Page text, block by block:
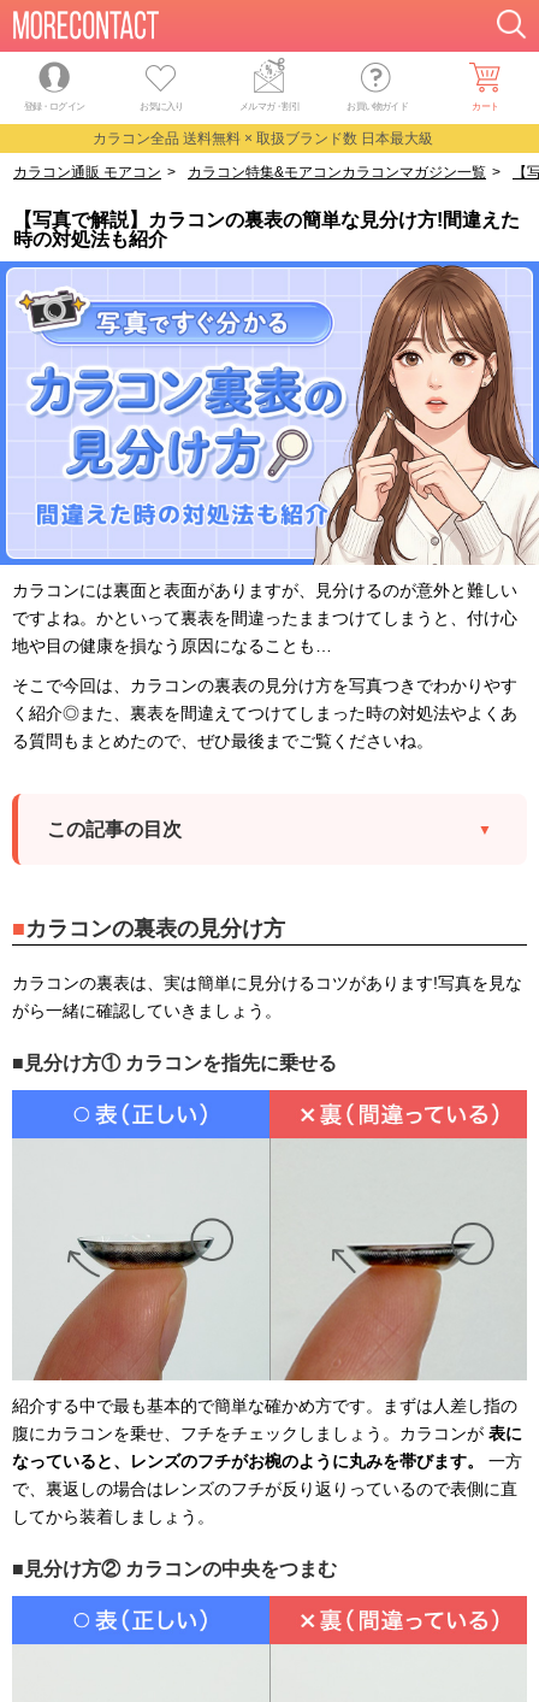
登録・ログイン お気に入り メルマガ・割引 お買い物ガイド カート
カラコン全品 送料無料 × 取扱ブランド数 日本最大級
カラコン通販 モアコン > カラコン特集&モアコンカラコンマガジン一覧 > 【
【写真で解説】カラコンの裏表の簡単な見分け方!間違えた
時の対処法も紹介
カラコンには裏面と表面がありますが、見分けるのが意外と難しい
ですよね。かといって裏表を間違ったままつけてしまうと、付け心
地や目の健康を損なう原因になることも…
そこで今回は、カラコンの裏表の見分け方を写真つきでわかりやす
く紹介◎また、裏表を間違えてつけてしまった時の対処法やよくあ
る質問もまとめたので、ぜひ最後までご覧くださいね。
この記事の目次
カラコンの裏表の見分け方
カラコンの裏表は、実は簡単に見分けるコツがあります!写真を見な
がら一緒に確認していきましょう。
見分け方① カラコンを指先に乗せる
紹介する中で最も基本的で簡単な確かめ方です。まずは人差し指の
腹にカラコンを乗せ、フチをチェックしましょう。カラコンが 表に
なっていると、レンズのフチがお椀のように丸みを帯びます。
一方
で、裏返しの場合はレンズのフチが反り返りっているので表側に直
してから装着しましょう。
見分け方② カラコンの中央をつまむ